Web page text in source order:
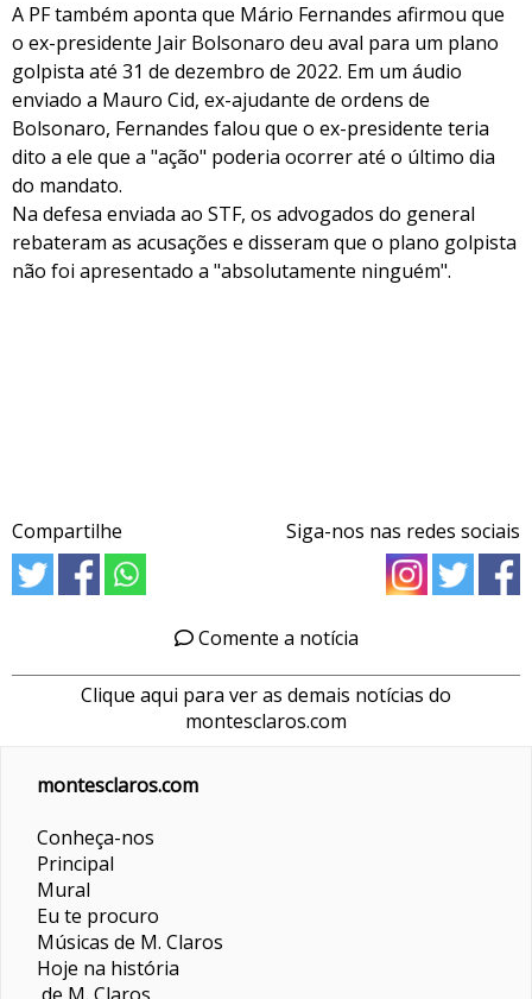
A PF também aponta que Mário Fernandes afirmou que
o ex-presidente Jair Bolsonaro deu aval para um plano
golpista até 31 de dezembro de 2022. Em um áudio
enviado a Mauro Cid, ex-ajudante de ordens de
Bolsonaro, Fernandes falou que o ex-presidente teria
dito a ele que a "ação" poderia ocorrer até o último dia
do mandato.
Na defesa enviada ao STF, os advogados do general
rebateram as acusações e disseram que o plano golpista
não foi apresentado a "absolutamente ninguém".
Compartilhe Siga-nos nas redes sociais
Comente a notícia
Clique aqui para ver as demais notícias do
montesclaros.com
montesclaros.com
Conheça-nos
Principal
Mural
Eu te procuro
Músicas de M. Claros
Hoje na história
de M. Claros